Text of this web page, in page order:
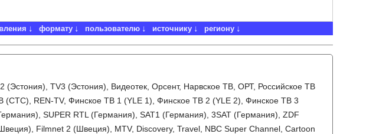
формату пользователю источнику региону
(Эстония), TV3 (Эстония), Видеотек, Орсент, Нарвское ТВ, ОРТ, Российское ТВ
REN-TV, Финское ТВ 1 (YLE 1), Финское ТВ 2 (YLE 2), Финское ТВ 3
SUPER RTL (Германия), SAT1 (Германия), 3SAT (Германия), ZDF
Filmnet 2 (Швеция), MTV, Discovery, Travel, NBC Super Channel, Cartoon